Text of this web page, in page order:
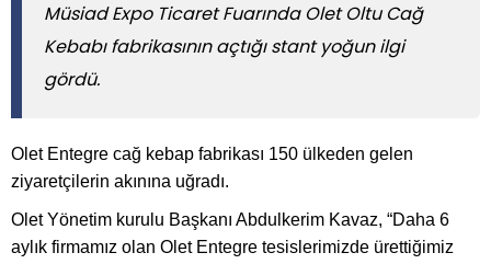
Müsiad Expo Ticaret Fuarında Olet Oltu Cağ
Kebabı fabrikasının açtığı stant yoğun ilgi
gördü.
Olet Entegre cağ kebap fabrikası 150 ülkeden gelen
ziyaretçilerin akınına uğradı.
Olet Yönetim kurulu Başkanı Abdulkerim Kavaz, “Daha 6
aylık firmamız olan Olet Entegre tesislerimizde ürettiğimiz